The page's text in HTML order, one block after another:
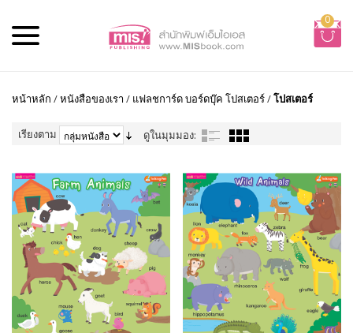
0
หน้าหลัก /หนังสือของเรา / แฟลชการ์ด บอร์ดบุ๊ค โปสเตอร์/โปสเตอร์
เรียงตาม ดูในมุมมอง: